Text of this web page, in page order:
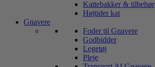
Kattebakker & tilbehør
Højtider kat
Gnavere
Foder til Gnavere
Godbidder
Legetøj
Pleje